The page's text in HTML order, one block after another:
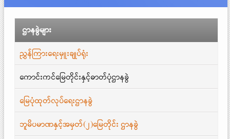
ဌာနခွဲများ
ညွှန်ကြားရေးမှူးချုပ်ရုံး
ကောင်းကင်မြေတိုင်းနှင့်ဓာတ်ပုံဌာနခွဲ
မြေပုံထုတ်လုပ်ရေးဌာနခွဲ
ဘူမိပမာဏနှင့်အမှတ်(၂)မြေတိုင်း ဌာနခွဲ